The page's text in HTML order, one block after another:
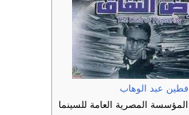
فطين عبد الوهاب
المؤسسة المصرية العامة للسينما